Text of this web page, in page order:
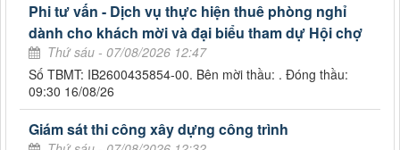
Phi tư vấn - Dịch vụ thực hiện thuê phòng nghỉ
dành cho khách mời và đại biểu tham dự Hội chợ
Thứ sáu - 07/08/2026 12:47
Số TBMT: IB2600435854-00. Bên mời thầu: . Đóng thầu:
09:30 16/08/26
Giám sát thi công xây dựng công trình